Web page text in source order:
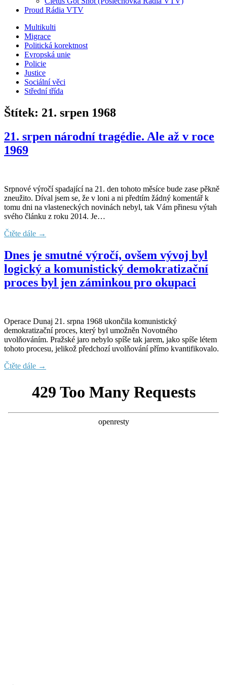
Proud Rádia VTV
Sub
menu
Multikulti
Migrace
Politická korektnost
Evropská unie
Policie
Justice
Sociální věci
Střední třída
Štítek: 21. srpen 1968
21. srpen národní tragédie. Ale až v roce
1969
Srpnové výročí spadající na 21. den tohoto měsíce bude zase pěkně
zneužito. Díval jsem se, že v loni a ni předtím žádný komentář k
tomu dni na vlasteneckých novinách nebyl, tak Vám přinesu výtah
svého článku z roku 2014. Je…
Čtěte dále →
Dnes je smutné výročí, ovšem vývoj byl
logický a komunistický demokratizační
proces byl jen záminkou pro okupaci
Operace Dunaj 21. srpna 1968 ukončila komunistický
demokratizační proces, který byl umožněn Novotného
uvolňováním. Pražské jaro nebylo spíše tak jarem, jako spíše létem
tohoto procesu, jelikož předchozí uvolňování přímo kvantifikovalo.
Čtěte dále →